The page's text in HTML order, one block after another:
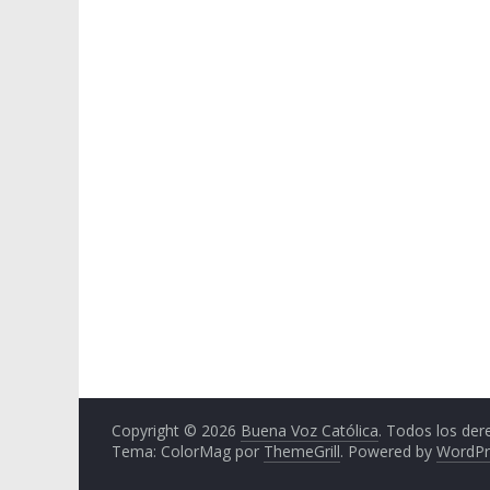
Copyright © 2026 Buena Voz Católica. Todos los
Tema: ColorMag por ThemeGrill. Powered by